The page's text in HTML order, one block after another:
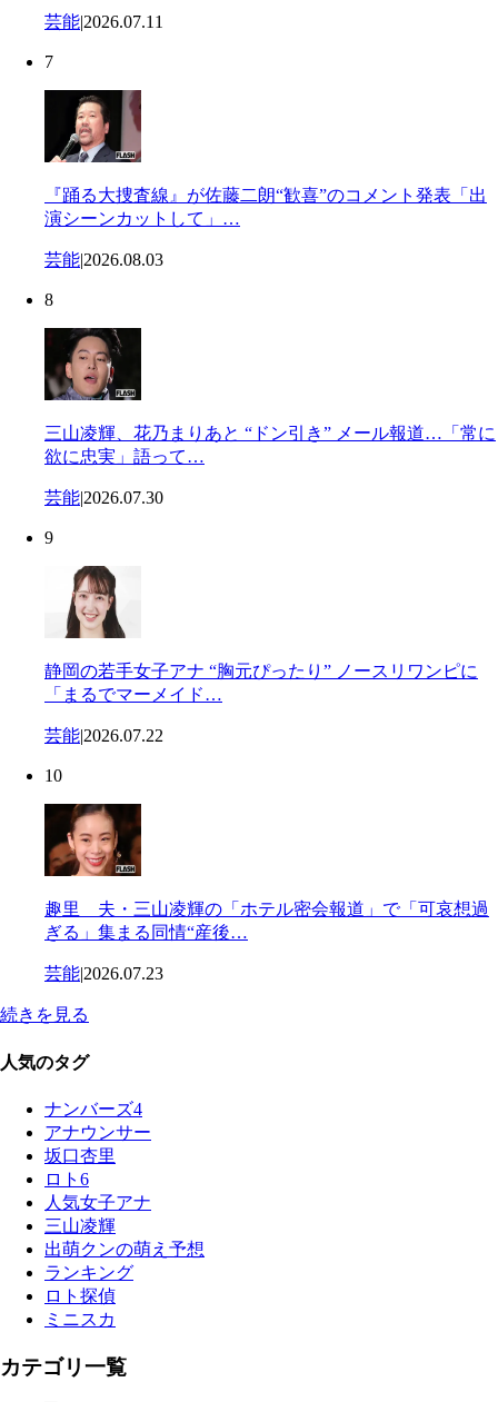
芸能|2026.07.11
7
『踊る大捜査線』が佐藤二朗“歓喜”のコメント発表「出
演シーンカットして」…
芸能|2026.08.03
8
三山凌輝、花乃まりあと “ドン引き” メール報道…「常に
欲に忠実」語って…
芸能|2026.07.30
9
静岡の若手女子アナ “胸元ぴったり” ノースリワンピに
「まるでマーメイド…
芸能|2026.07.22
10
趣里 夫・三山凌輝の「ホテル密会報道」で「可哀想過
ぎる」集まる同情“産後…
芸能|2026.07.23
続きを見る
人気のタグ
ナンバーズ4
アナウンサー
坂口杏里
ロト6
人気女子アナ
三山凌輝
出萌クンの萌え予想
ランキング
ロト探偵
ミニスカ
カテゴリ一覧